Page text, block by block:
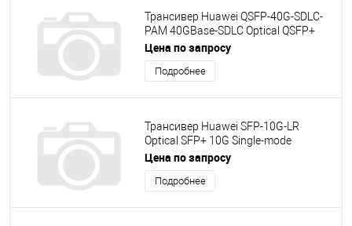
Трансивер Huawei QSFP-40G-SDLC-
PAM 40GBase-SDLC Optical QSFP+
40G Multi-mode 850nm PAM4 0.1km-
OM3,0.15km-OM4 LC
Цена по запросу
Подробнее
Трансивер Huawei SFP-10G-LR
Optical SFP+ 10G Single-mode
1310nm 10km LC
Цена по запросу
Подробнее